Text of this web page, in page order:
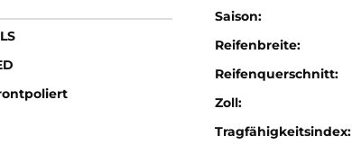
Saison:
Reifenbreite:
Reifenquerschnitt:
Zoll:
Tragfähigkeitsindex: